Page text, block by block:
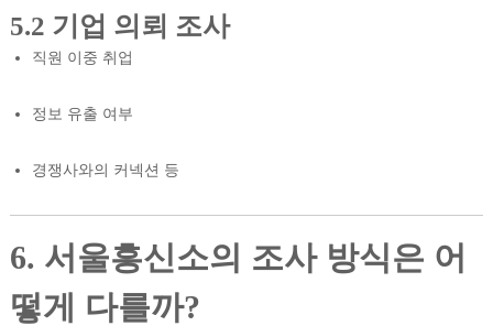
5.2 기업 의뢰 조사
직원 이중 취업
정보 유출 여부
경쟁사와의 커넥션 등
6. 서울흥신소의 조사 방식은 어
떻게 다를까?